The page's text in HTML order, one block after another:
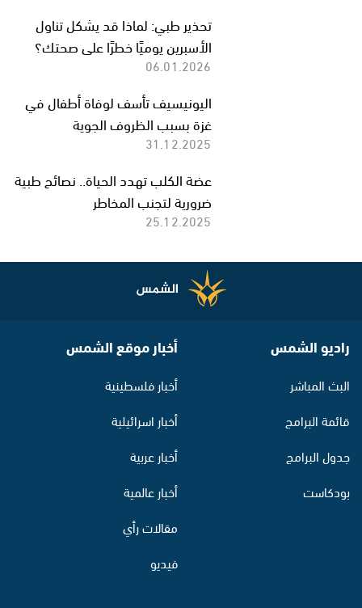
تحذير طبي: لماذا قد يشكل تناول
الأسبرين يوميًا خطرًا على صحتك؟
06.01.2026
اليونيسيف تأسف لوفاة أطفال في
غزة بسبب الظروف الجوية
31.12.2025
عضة الكلب تهدد الحياة.. نصائح طبية
ضرورية لتجنب المخاطر
25.12.2025
راديو الشمس
البث المباشر
قائمة البرامج
جدول البرامج
بودكاست
أخبار موقع الشمس
أخبار فلسطينية
أخبار اسرائيلية
أخبار عربية
أخبار عالمية
مقالات رأي
فيديو